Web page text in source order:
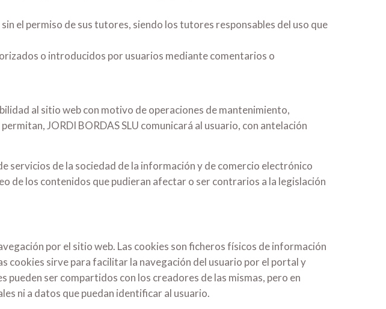
el permiso de sus tutores, siendo los tutores responsables del uso que
o introducidos por usuarios mediante comentarios o
al sitio web con motivo de operaciones de mantenimiento,
JORDI BORDAS SLU comunicará al usuario, con antelación
servicios de la sociedad de la información y de comercio electrónico
de los contenidos que pudieran afectar o ser contrarios a la legislación
por el sitio web. Las cookies son ficheros físicos de información
cookies sirve para facilitar la navegación del usuario por el portal y
ser compartidos con los creadores de las mismas, pero en
ni a datos que puedan identificar al usuario.